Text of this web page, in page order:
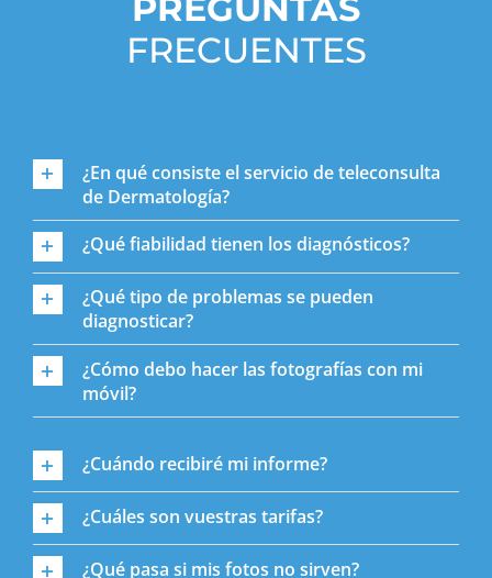
FRECUENTES
¿En qué consiste el servicio de teleconsulta
de Dermatología?
¿Qué fiabilidad tienen los diagnósticos?
¿Qué tipo de problemas se pueden
diagnosticar?
¿Cómo debo hacer las fotografías con mi
móvil?
¿Cuándo recibiré mi informe?
¿Cuáles son vuestras tarifas?
¿Qué pasa si mis fotos no sirven?